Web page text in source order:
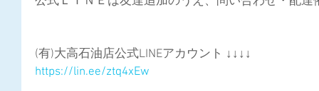
(有)大高石油店公式LINEアカウント ↓↓↓↓
https://lin.ee/ztq4xEw